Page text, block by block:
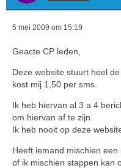
5 mei 2009 om 15:19
Geacte CP leden,
Deze website stuurt heel
kost mij 1,50 per sms.
Ik heb hiervan al 3 a 4
om hiervan af te zijn.
Ik heb nooit op deze
Heeft iemand mischien
of ik mischien stappen kan